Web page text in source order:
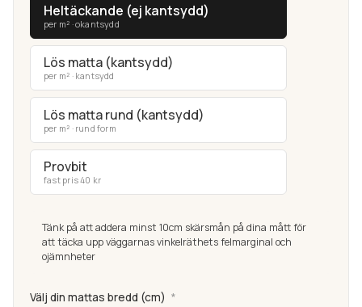
Heltäckande (ej kantsydd)
per m² · okantsydd
Lös matta (kantsydd)
per m² · kantsydd
Lös matta rund (kantsydd)
per m² · rund form
Provbit
fast pris 40 kr
Tänk på att addera minst 10cm skärsmån på dina mått för
att täcka upp väggarnas vinkelräthets felmarginal och
ojämnheter
Välj din mattas bredd (cm) *